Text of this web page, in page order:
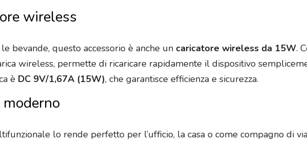
wireless
bevande, questo accessorio è anche un caricatore wireless da 15W.
wireless, permette di ricaricare rapidamente il dispositivo
è DC 9V/1,67A (15W), che garantisce efficienza e sicurezza.
lo rende perfetto per l’ufficio, la casa o come compagno di